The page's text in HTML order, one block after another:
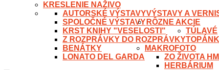
KRESLENIE NAŽIVO
VÝSTAVY A
AUTORSKÉ VÝSTAVY
SPOLOČNÉ VÝSTAVY RÔZNE AKCIE
KRST KNIHY "VESELOSTI"
Z ROZPRÁVKY DO ROZPRÁVKY
TÚLAVÉ
BENÁTKY
LONATO DEL GARDA
MAKROFOTO
ZO ŽIVOTA
HERBÁRIUM